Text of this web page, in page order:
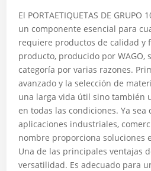
El PORTAETIQUETAS DE
un componente esencial para
requiere productos de calidad y
producto, producido por WAGO,
categoría por varias razones.
avanzado y la selección de
una larga vida útil sino también
en todas las condiciones. Ya sea
aplicaciones industriales,
nombre proporciona soluciones
Una de las principales ventajas
versatilidad. Es adecuado para